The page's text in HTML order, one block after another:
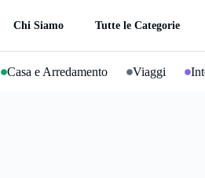
Chi Siamo Tutte le Categorie
Casa e Arredamento Viaggi